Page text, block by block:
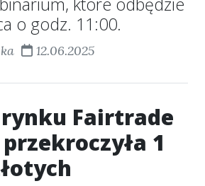
o godz. 11:00.
12.06.2025
Fairtrade
1